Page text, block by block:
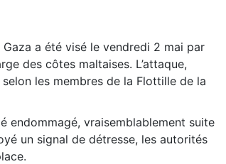
a été visé le vendredi 2 mai par
des côtes maltaises. L’attaque,
les membres de la Flottille de la
endommagé, vraisemblablement suite
un signal de détresse, les autorités